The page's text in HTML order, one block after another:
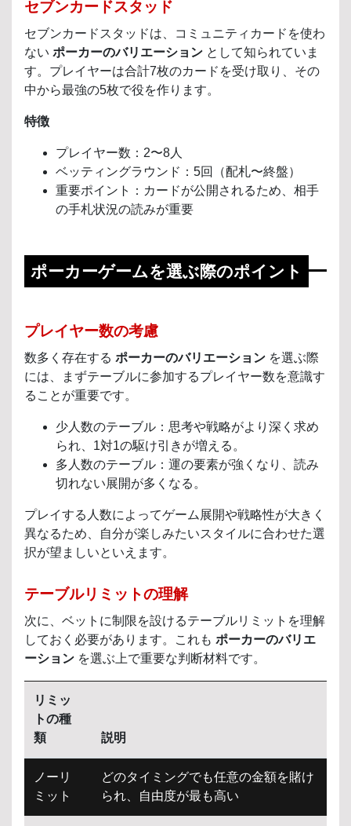
セブンカードスタッド
セブンカードスタッドは、コミュニティカードを使わ
ない ポーカーのバリエーション として知られていま
す。プレイヤーは合計7枚のカードを受け取り、その
中から最強の5枚で役を作ります。
特徴
プレイヤー数：2〜8人
ベッティングラウンド：5回（配札〜終盤）
重要ポイント：カードが公開されるため、相手
の手札状況の読みが重要
ポーカーゲームを選ぶ際のポイント
プレイヤー数の考慮
数多く存在する ポーカーのバリエーション を選ぶ際
には、まずテーブルに参加するプレイヤー数を意識す
ることが重要です。
少人数のテーブル：思考や戦略がより深く求め
られ、1対1の駆け引きが増える。
多人数のテーブル：運の要素が強くなり、読み
切れない展開が多くなる。
プレイする人数によってゲーム展開や戦略性が大きく
異なるため、自分が楽しみたいスタイルに合わせた選
択が望ましいといえます。
テーブルリミットの理解
次に、ベットに制限を設けるテーブルリミットを理解
しておく必要があります。これも ポーカーのバリエ
ーション を選ぶ上で重要な判断材料です。
リミッ
トの種
類
説明
ノーリ
ミット
どのタイミングでも任意の金額を賭け
られ、自由度が最も高い